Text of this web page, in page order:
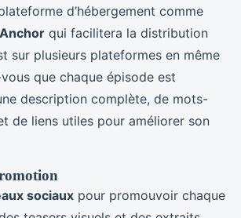
d’hébergement comme
Anchor qui facilitera la distribution
sur plusieurs plateformes en même
que chaque épisode est
description complète, de mots-
de liens utiles pour améliorer son
sociaux pour promouvoir chaque